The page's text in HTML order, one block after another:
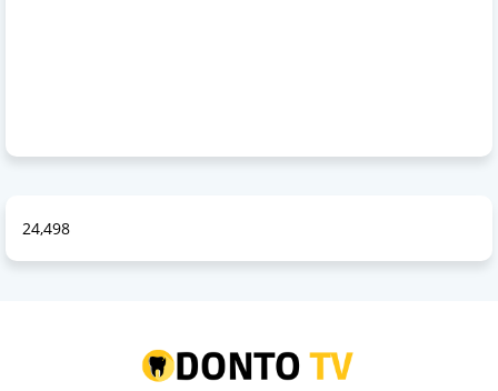
24,498